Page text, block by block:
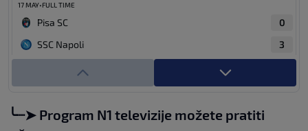
17 MAY•FULL TIME
Pisa SC
0
SSC Napoli
3
Lazio Rome
╰┈➤ Program N1 televizije možete pratiti